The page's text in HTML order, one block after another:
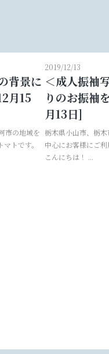
背景に
月15
市の地域を
トです。
2019/12/13
＜成人振袖
りのお振袖
月13日]
栃木県小山市、栃
中心にお客様にご利
こんにちは！ ...